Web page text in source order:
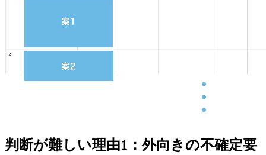
判断が難しい理由1： 外向きの不確定要